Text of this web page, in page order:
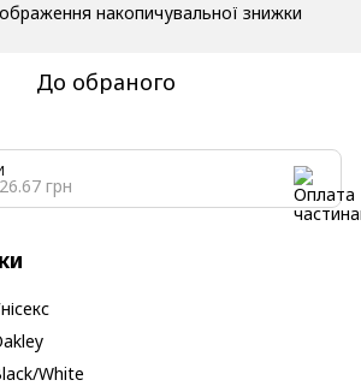
накопичувальної знижки
До обраного
грн
White